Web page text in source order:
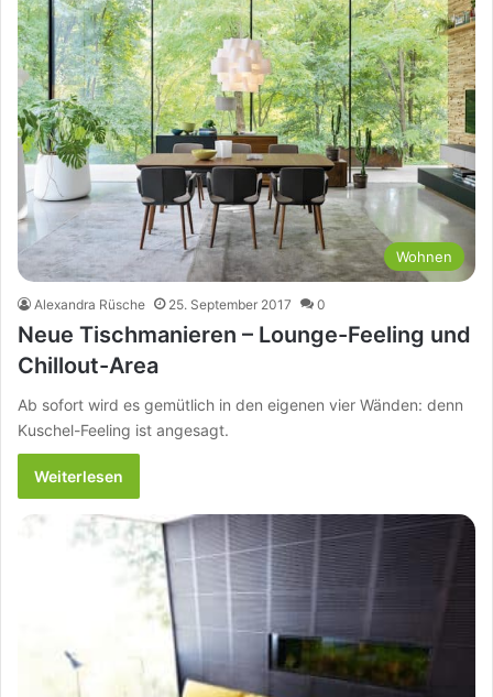
Wohnen
Alexandra Rüsche 25. September 2017 0
Neue Tischmanieren – Lounge-Feeling und
Chillout-Area
Ab sofort wird es gemütlich in den eigenen vier Wänden: denn
Kuschel-Feeling ist angesagt.
Weiterlesen